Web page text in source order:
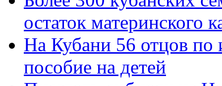
остаток материнского
На Кубани 56 отцов по
пособие на детей